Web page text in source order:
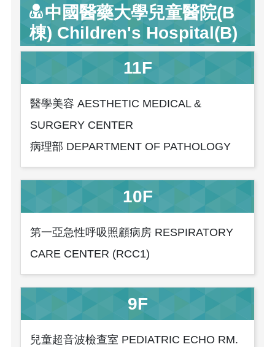
中國醫藥大學兒童醫院(B
棟) Children's Hospital(B)
11F
醫學美容 AESTHETIC MEDICAL &
SURGERY CENTER
病理部 DEPARTMENT OF PATHOLOGY
10F
第一亞急性呼吸照顧病房 RESPIRATORY
CARE CENTER (RCC1)
9F
兒童超音波檢查室 PEDIATRIC ECHO RM.